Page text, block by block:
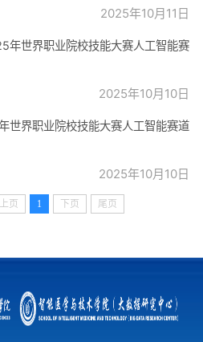
2025年10月11日
年世界职业院校技能大赛人工智能赛
2025年10月10日
世界职业院校技能大赛人工智能赛道
2025年10月10日
上页 1 下页 尾页